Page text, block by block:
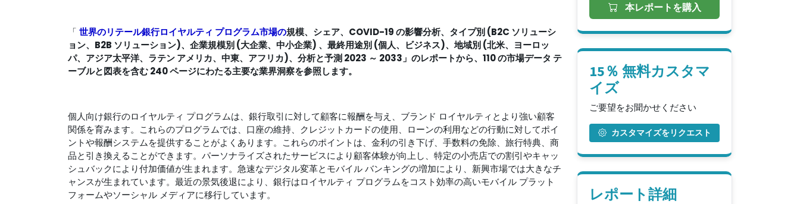
「 世界のリテール銀行ロイヤルティ プログラム市場の規模、シェア、COVID-19 の影響分析、タイプ別 (B2C ソリューシ
ョン、B2B ソリューション)、企業規模別 (大企業、中小企業) 、最終用途別 (個人、ビジネス)、地域別 (北米、ヨーロッ
パ、アジア太平洋、ラテン アメリカ、中東、アフリカ)、分析と予測 2023 ～ 2033」のレポートから、110 の市場データ テ
ーブルと図表を含む 240 ページにわたる主要な業界洞察を参照します。
個人向け銀行のロイヤルティ プログラムは、銀行取引に対して顧客に報酬を与え、ブランド ロイヤルティとより強い顧客
関係を育みます。これらのプログラムでは、口座の維持、クレジットカードの使用、ローンの利用などの行動に対してポイ
ントや報酬システムを提供することがよくあります。これらのポイントは、金利の引き下げ、手数料の免除、旅行特典、商
品と引き換えることができます。パーソナライズされたサービスにより顧客体験が向上し、特定の小売店での割引やキャッ
シュバックにより付加価値が生まれます。急速なデジタル変革とモバイル バンキングの増加により、新興市場では大きなチ
ャンスが生まれています。最近の景気後退により、銀行はロイヤルティ プログラムをコスト効率の高いモバイル プラット
フォームやソーシャル メディアに移行しています。
本レポートを購入
15％ 無料カスタマ
イズ
ご要望をお聞かせください
カスタマイズをリクエスト
レポート詳細